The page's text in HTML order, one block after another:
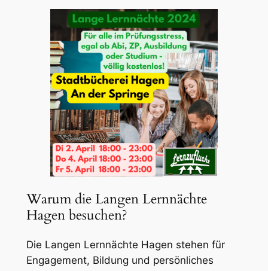
Warum die Langen Lernnächte
Hagen besuchen?
Die Langen Lernnächte Hagen stehen für
Engagement, Bildung und persönliches